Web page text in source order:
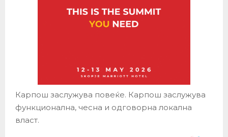
Карпош заслужува повеќе. Карпош заслужува
функционална, чесна и одговорна локална
власт.